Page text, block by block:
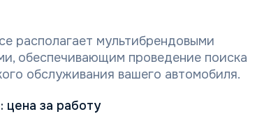
располагает мультибрендовыми
обеспечивающим проведение поиска
обслуживания вашего автомобиля.
цена за работу